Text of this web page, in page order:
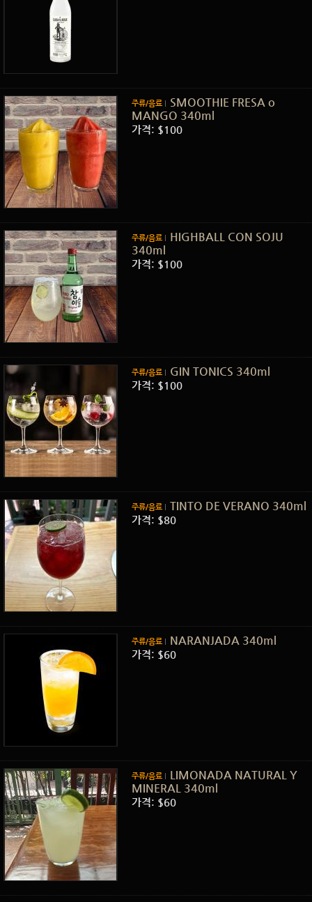
주류/음료
SMOOTHIE FRESA o
MANGO 340ml
가격: $100
주류/음료
HIGHBALL CON SOJU
340ml
가격: $100
주류/음료 GIN TONICS 340ml
가격: $100
주류/음료 TINTO DE VERANO 340ml
가격: $80
주류/음료 NARANJADA 340ml
가격: $60
주류/음료
LIMONADA NATURAL Y
MINERAL 340ml
가격: $60